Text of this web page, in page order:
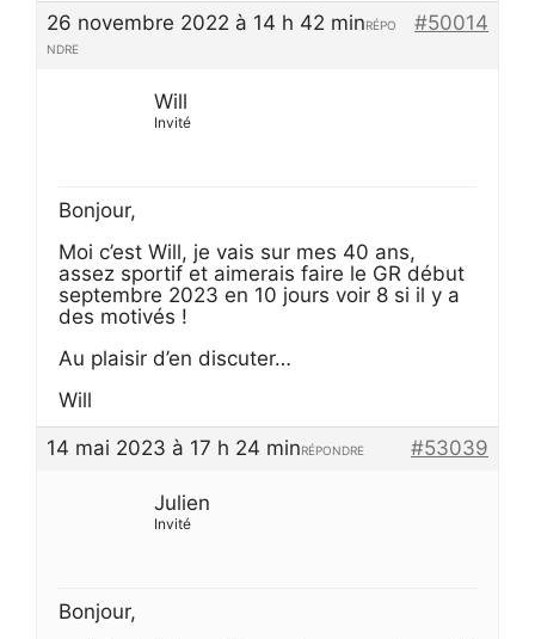
26 novembre 2022 à 14 h 42 min
#50014
RÉPO
NDRE
Will
Invité
Bonjour,
Moi c’est Will, je vais sur mes 40 ans,
assez sportif et aimerais faire le GR début
septembre 2023 en 10 jours voir 8 si il y a
des motivés !
Au plaisir d’en discuter…
Will
14 mai 2023 à 17 h 24 min
#53039
RÉPONDRE
Julien
Invité
Bonjour,